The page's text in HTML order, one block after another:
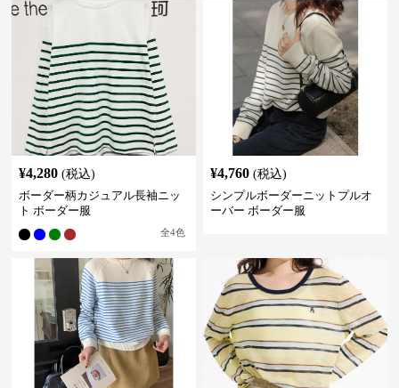
¥4,280 (税込)
ボーダー柄カジュアル長袖ニッ
ト ボーダー服
全4色
¥4,760 (税込)
シンプルボーダーニットプルオ
ーバー ボーダー服